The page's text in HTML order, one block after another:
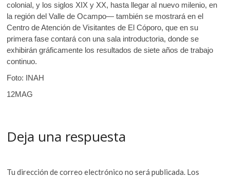
colonial, y los siglos XIX y XX, hasta llegar al nuevo milenio, en
la región del Valle de Ocampo— también se mostrará en el
Centro de Atención de Visitantes de El Cóporo, que en su
primera fase contará con una sala introductoria, donde se
exhibirán gráficamente los resultados de siete años de trabajo
continuo.
Foto: INAH
12MAG
Deja una respuesta
Tu dirección de correo electrónico no será publicada. Los